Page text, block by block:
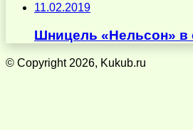
11.02.2019
Шницель «Нельсон» в
© Copyright 2026, Kukub.ru